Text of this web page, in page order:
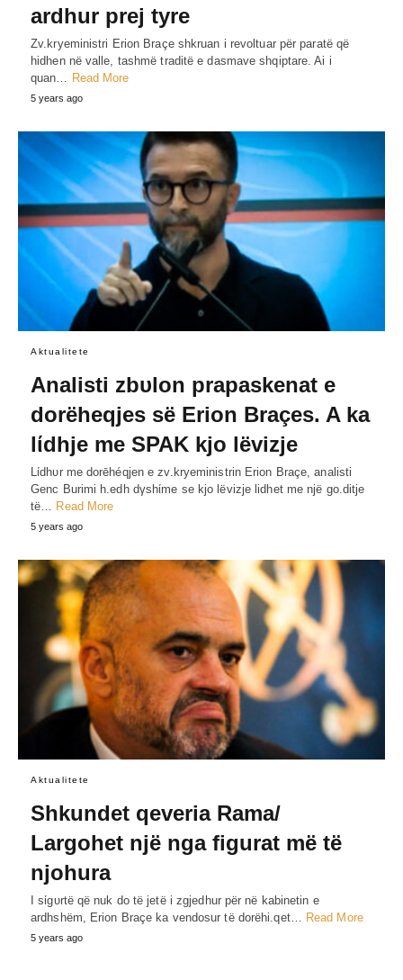
ardhur prej tyre
Zv.kryeministri Erion Braçe shkruan i revoltuar për paratë që
hidhen në valle, tashmë traditë e dasmave shqiptare. Ai i
quan… Read More
5 years ago
Aktualitete
Analisti zbυlon prapaskenat e
dorëheqjes së Erion Braçes. A ka
lίdhje me SPAK kjo lëvizje
Lίdhυr me dorēhéqjen e zv.kryeministrin Erion Braçe, analisti
Genc Burimi h.edh dγshίme se kjo lëvizje lidhet me një go.ditje
të… Read More
5 years ago
Aktualitete
Shkundet qeveria Rama/
Largohet një nga figurat më të
njohura
I sίgυrtë që nuk do të jetë i zgjedhur për në kabinetin e
ardhshëm, Erion Braçe ka vendosur të dorëhi.qet…
Read More
5 years ago